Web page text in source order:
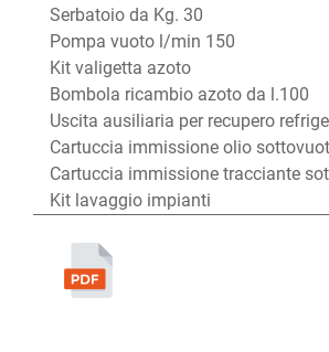
Serbatoio da Kg. 30
Pompa vuoto l/min 150
Kit valigetta azoto
Bombola ricambio azoto da l.100
Uscita ausiliaria per recupero
Cartuccia immissione olio
Cartuccia immissione tracciante
Kit lavaggio impianti